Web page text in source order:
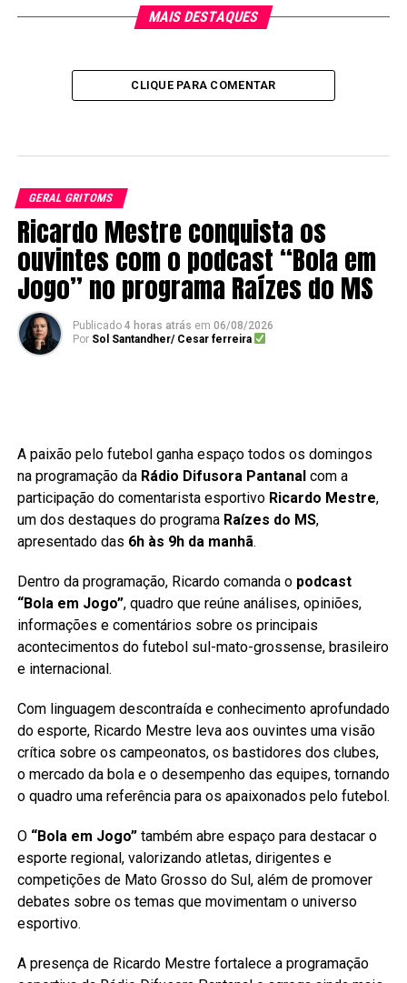
MAIS DESTAQUES
CLIQUE PARA COMENTAR
GERAL GRITOMS
Ricardo Mestre conquista os
ouvintes com o podcast “Bola em
Jogo” no programa Raízes do MS
Publicado 4 horas atrás em 06/08/2026
Por Sol Santandher/ Cesar ferreira
A paixão pelo futebol ganha espaço todos os domingos
na programação da Rádio Difusora Pantanalcom a
participação do comentarista esportivo Ricardo Mestre,
um dos destaques do programa Raízes do MS,
apresentado das 6h às 9h da manhã.
Dentro da programação, Ricardo comanda o podcast
“Bola em Jogo”, quadro que reúne análises, opiniões,
informações e comentários sobre os principais
acontecimentos do futebol sul-mato-grossense, brasileiro
e internacional.
Com linguagem descontraída e conhecimento aprofundado
do esporte, Ricardo Mestre leva aos ouvintes uma visão
crítica sobre os campeonatos, os bastidores dos clubes,
o mercado da bola e o desempenho das equipes, tornando
o quadro uma referência para os apaixonados pelo futebol.
O “Bola em Jogo”também abre espaço para destacar o
esporte regional, valorizando atletas, dirigentes e
competições de Mato Grosso do Sul, além de promover
debates sobre os temas que movimentam o universo
esportivo.
A presença de Ricardo Mestre fortalece a programação